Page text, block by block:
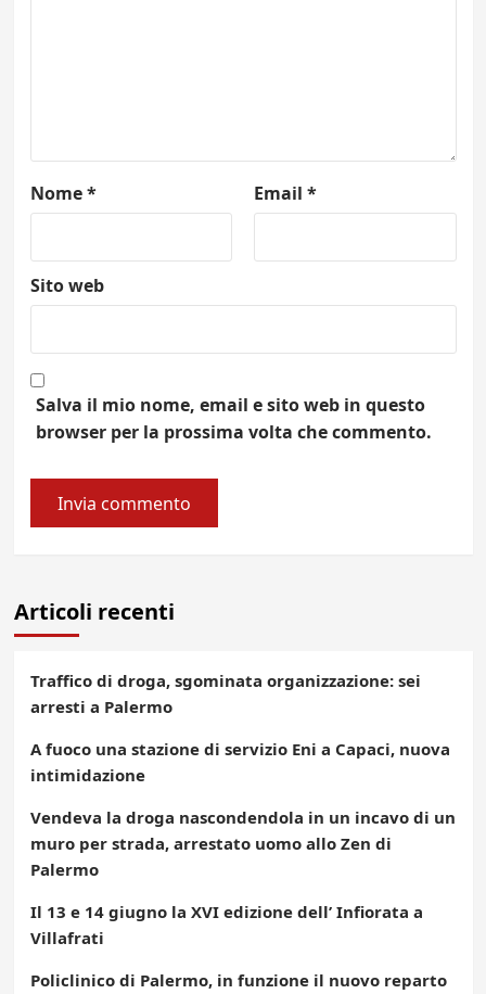
Nome* Email *
Sito web
Salva il mio nome, email e sito web in questo
browser per la prossima volta che commento.
Articoli recenti
Traffico di droga, sgominata organizzazione: sei
arresti a Palermo
A fuoco una stazione di servizio Eni a Capaci, nuova
intimidazione
Vendeva la droga nascondendola in un incavo di un
muro per strada, arrestato uomo allo Zen di
Palermo
Il 13 e 14 giugno la XVI edizione dell’ Infiorata a
Villafrati
Policlinico di Palermo, in funzione il nuovo reparto